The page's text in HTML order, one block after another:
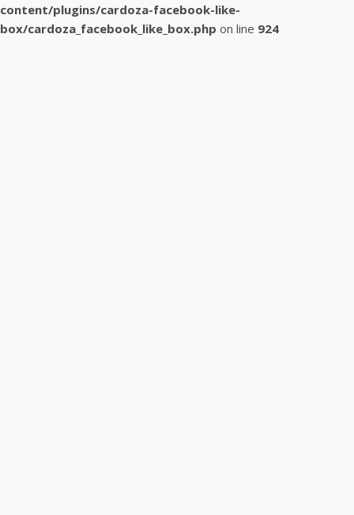
content/plugins/cardoza-facebook-like-
box/cardoza_facebook_like_box.php on line 924